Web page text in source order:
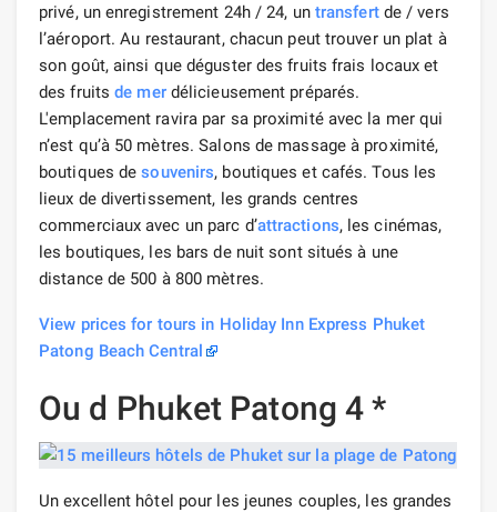
privé, un enregistrement 24h / 24, un transfertde / vers
l’aéroport. Au restaurant, chacun peut trouver un plat à
son goût, ainsi que déguster des fruits frais locaux et
des fruitsde merdélicieusement préparés.
L'emplacement ravira par sa proximité avec la mer qui
n’est qu’à 50 mètres. Salons de massage à proximité,
boutiques desouvenirs, boutiques et cafés. Tous les
lieux de divertissement, les grands centres
commerciaux avec un parc d’attractions, les cinémas,
les boutiques, les bars de nuit sont situés à une
distance de 500 à 800 mètres.
View prices for tours in Holiday Inn Express Phuket
Patong Beach Central
Ou d Phuket Patong 4 *
Un excellent hôtel pour les jeunes couples, les grandes